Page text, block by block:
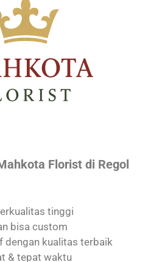
Florist di Regol
tinggi
bisa custom
dengan kualitas terbaik
& tepat waktu